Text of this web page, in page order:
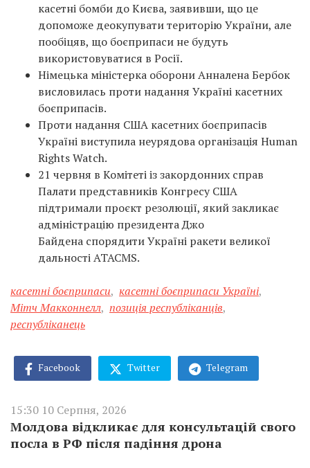
касетні бомби до Києва, заявивши, що це
допоможе деокупувати територію України, але
пообіцяв, що боєприпаси не будуть
використовуватися в Росії.
Німецька міністерка оборони Анналена Бербок
висловилась проти надання Україні касетних
боєприпасів.
Проти надання США касетних боєприпасів
Україні виступила неурядова організація Human
Rights Watch.
21 червня в Комітеті із закордонних справ
Палати представників Конгресу США
підтримали проєкт резолюції, який закликає
адміністрацію президента Джо
Байдена спорядити Україні ракети великої
дальності ATACMS.
касетні боєприпаси, касетні боєприпаси Україні,
Мітч Макконнелл, позиція республіканців,
республіканець
Facebook Twitter Telegram
15:30 10 Серпня, 2026
Молдова відкликає для консультацій свого
посла в РФ після падіння дрона